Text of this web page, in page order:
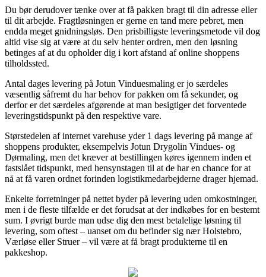
Du bør derudover tænke over at få pakken bragt til din adresse eller
til dit arbejde. Fragtløsningen er gerne en tand mere pebret, men
endda meget gnidningsløs. Den prisbilligste leveringsmetode vil dog
altid vise sig at være at du selv henter ordren, men den løsning
betinges af at du opholder dig i kort afstand af online shoppens
tilholdssted.
Antal dages levering på Jotun Vinduesmaling er jo særdeles
væsentlig såfremt du har behov for pakken om få sekunder, og
derfor er det særdeles afgørende at man besigtiger det forventede
leveringstidspunkt på den respektive vare.
Størstedelen af internet varehuse yder 1 dags levering på mange af
shoppens produkter, eksempelvis Jotun Drygolin Vindues- og
Dørmaling, men det kræver at bestillingen køres igennem inden et
fastslået tidspunkt, med hensynstagen til at de har en chance for at
nå at få varen ordnet forinden logistikmedarbejderne drager hjemad.
Enkelte forretninger på nettet byder på levering uden omkostninger,
men i de fleste tilfælde er det forudsat at der indkøbes for en bestemt
sum. I øvrigt burde man udse dig den mest betalelige løsning til
levering, som oftest – uanset om du befinder sig nær Holstebro,
Værløse eller Struer – vil være at få bragt produkterne til en
pakkeshop.